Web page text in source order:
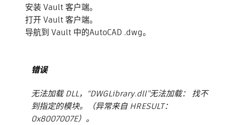
安装 Vault 客户端。
打开 Vault 客户端。
导航到 Vault 中的AutoCAD .dwg。
错误
无法加载 DLL，“DWGLibrary.dll”无法加载： 找不
到指定的模块。（异常来自 HRESULT：
0x8007007E）。